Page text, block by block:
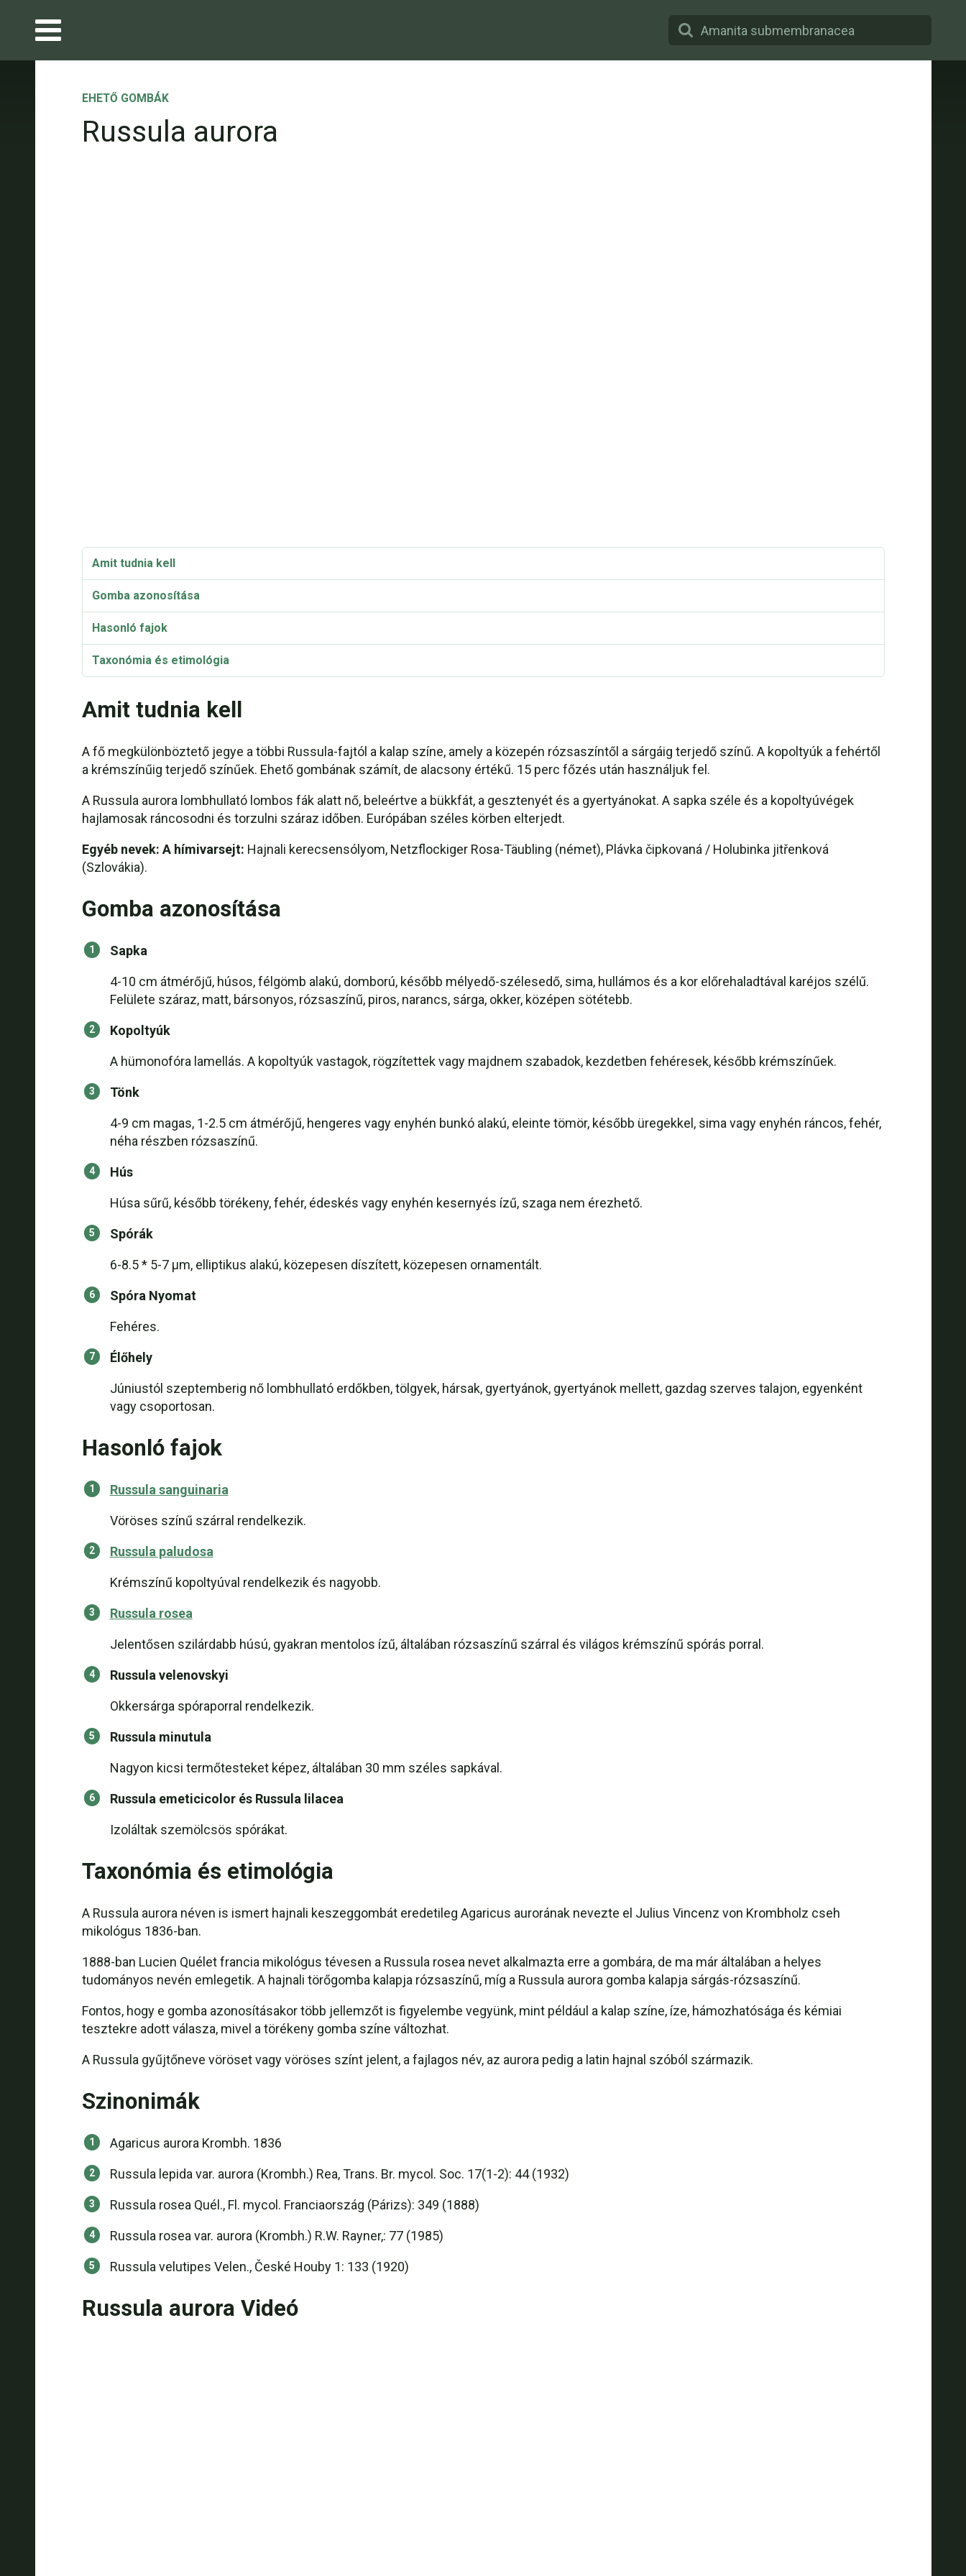
EHETŐ GOMBÁK
Russula aurora
Amit tudnia kell
Gomba azonosítása
Hasonló fajok
Taxonómia és etimológia
Amit tudnia kell
A fő megkülönböztető jegye a többi Russula-fajtól a kalap színe, amely a közepén rózsaszíntől a sárgáig terjedő színű. A kopoltyúk a fehértől
a krémszínűig terjedő színűek. Ehető gombának számít, de alacsony értékű. 15 perc főzés után használjuk fel.
A Russula aurora lombhullató lombos fák alatt nő, beleértve a bükkfát, a gesztenyét és a gyertyánokat. A sapka széle és a kopoltyúvégek
hajlamosak ráncosodni és torzulni száraz időben. Európában széles körben elterjedt.
Egyéb nevek: A hímivarsejt: Hajnali kerecsensólyom, Netzflockiger Rosa-Täubling (német), Plávka čipkovaná / Holubinka jitřenková
(Szlovákia).
Gomba azonosítása
Sapka
4-10 cm átmérőjű, húsos, félgömb alakú, domború, később mélyedő-szélesedő, sima, hullámos és a kor előrehaladtával karéjos szélű.
Felülete száraz, matt, bársonyos, rózsaszínű, piros, narancs, sárga, okker, középen sötétebb.
Kopoltyúk
A hümonofóra lamellás. A kopoltyúk vastagok, rögzítettek vagy majdnem szabadok, kezdetben fehéresek, később krémszínűek.
Tönk
4-9 cm magas, 1-2.5 cm átmérőjű, hengeres vagy enyhén bunkó alakú, eleinte tömör, később üregekkel, sima vagy enyhén ráncos, fehér,
néha részben rózsaszínű.
Hús
Húsa sűrű, később törékeny, fehér, édeskés vagy enyhén kesernyés ízű, szaga nem érezhető.
Spórák
6-8.5 * 5-7 μm, elliptikus alakú, közepesen díszített, közepesen ornamentált.
Spóra Nyomat
Fehéres.
Élőhely
Júniustól szeptemberig nő lombhullató erdőkben, tölgyek, hársak, gyertyánok, gyertyánok mellett, gazdag szerves talajon, egyenként
vagy csoportosan.
Hasonló fajok
Russula sanguinaria
Vöröses színű szárral rendelkezik.
Russula paludosa
Krémszínű kopoltyúval rendelkezik és nagyobb.
Russula rosea
Jelentősen szilárdabb húsú, gyakran mentolos ízű, általában rózsaszínű szárral és világos krémszínű spórás porral.
Russula velenovskyi
Okkersárga spóraporral rendelkezik.
Russula minutula
Nagyon kicsi termőtesteket képez, általában 30 mm széles sapkával.
Russula emeticicolor és Russula lilacea
Izoláltak szemölcsös spórákat.
Taxonómia és etimológia
A Russula aurora néven is ismert hajnali keszeggombát eredetileg Agaricus aurorának nevezte el Julius Vincenz von Krombholz cseh
mikológus 1836-ban.
1888-ban Lucien Quélet francia mikológus tévesen a Russula rosea nevet alkalmazta erre a gombára, de ma már általában a helyes
tudományos nevén emlegetik. A hajnali törőgomba kalapja rózsaszínű, míg a Russula aurora gomba kalapja sárgás-rózsaszínű.
Fontos, hogy e gomba azonosításakor több jellemzőt is figyelembe vegyünk, mint például a kalap színe, íze, hámozhatósága és kémiai
tesztekre adott válasza, mivel a törékeny gomba színe változhat.
A Russula gyűjtőneve vöröset vagy vöröses színt jelent, a fajlagos név, az aurora pedig a latin hajnal szóból származik.
Szinonimák
Agaricus aurora Krombh. 1836
Russula lepida var. aurora (Krombh.) Rea, Trans. Br. mycol. Soc. 17(1-2): 44 (1932)
Russula rosea Quél., Fl. mycol. Franciaország (Párizs): 349 (1888)
Russula rosea var. aurora (Krombh.) R.W. Rayner,: 77 (1985)
Russula velutipes Velen., České Houby 1: 133 (1920)
Russula aurora Videó